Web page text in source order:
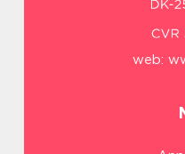
web: